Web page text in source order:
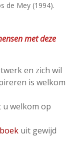
de Mey (1994).
met deze
en zich wil
is welkom
u welkom op
uit gewijd